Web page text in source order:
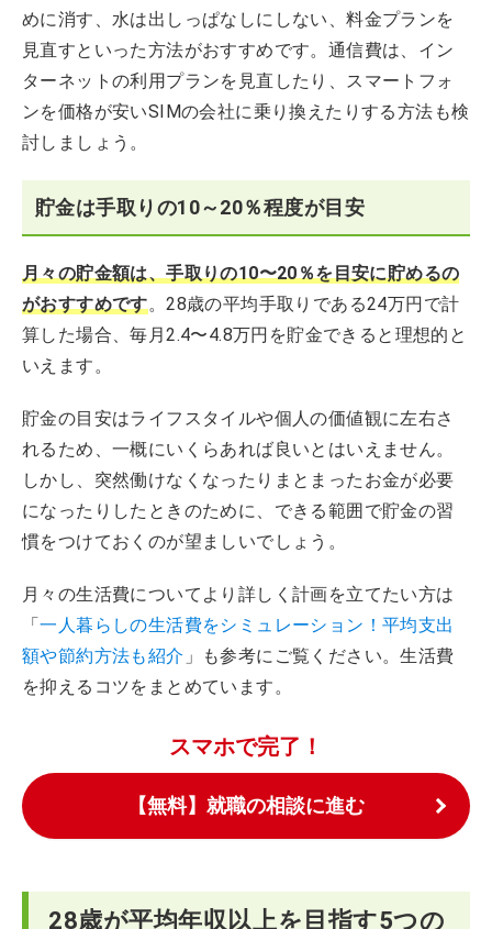
めに消す、水は出しっぱなしにしない、料金プランを
見直すといった方法がおすすめです。通信費は、イン
ターネットの利用プランを見直したり、スマートフォ
ンを価格が安いSIMの会社に乗り換えたりする方法も検
討しましょう。
貯金は手取りの10～20％程度が目安
月々の貯金額は、手取りの10〜20％を目安に貯めるの
がおすすめです。28歳の平均手取りである24万円で計
算した場合、毎月2.4〜4.8万円を貯金できると理想的と
いえます。
貯金の目安はライフスタイルや個人の価値観に左右さ
れるため、一概にいくらあれば良いとはいえません。
しかし、突然働けなくなったりまとまったお金が必要
になったりしたときのために、できる範囲で貯金の習
慣をつけておくのが望ましいでしょう。
月々の生活費についてより詳しく計画を立てたい方は
「一人暮らしの生活費をシミュレーション！平均支出
額や節約方法も紹介 」も参考にご覧ください。生活費
を抑えるコツをまとめています。
スマホで完了！
【無料】就職の相談に進む
28歳が平均年収以上を目指す5つの